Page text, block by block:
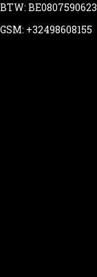
BTW: BE0807590623
GSM: +32498608155